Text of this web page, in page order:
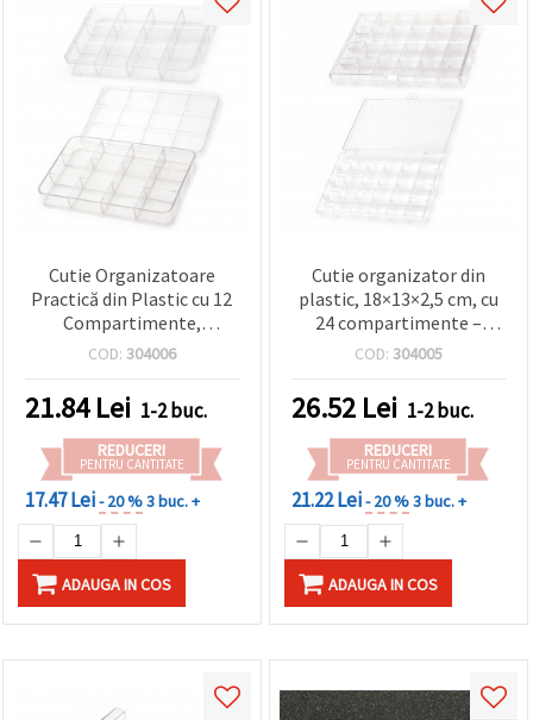
Cutie Organizatoare
Practică din Plastic cu 12
Compartimente,
23x15x3.5 cm – Ideală
Componente pentru
Bijuterii și Materiale
pentru DIY și Craft
COD: 304006
21.84Lei 1-2 buc.
REDUCERI
PENTRU CANTITATE
17.47 Lei- 20 %3 buc. +
ADAUGA IN COS
Cutie organizator din
plastic, 18×13×2,5 cm, cu
24 compartimente –
pentru hobby & craft,
COD: 304005
26.52 Lei 1-2 buc.
REDUCERI
PENTRU CANTITATE
21.22 Lei- 20 %3 buc. +
ADAUGA IN COS